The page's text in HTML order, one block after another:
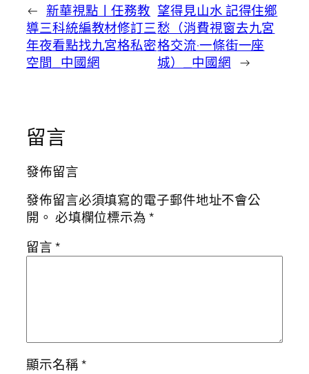
← 新華視點丨任務教
導三科統編教材修訂三
年夜看點找九宮格私密
空間_中國網
望得見山水 記得住鄉
愁（消費視窗去九宮
格交流·一條街一座
城）_中國網 →
留言
發佈留言
發佈留言必須填寫的電子郵件地址不會公
開。 必填欄位標示為*
留言*
顯示名稱*